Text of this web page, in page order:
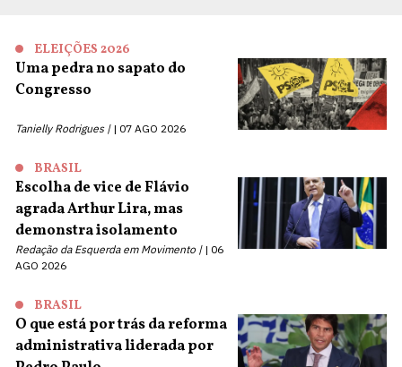
ELEIÇÕES 2026
Uma pedra no sapato do
Congresso
Tanielly Rodrigues | 07 AGO 2026
BRASIL
Escolha de vice de Flávio
agrada Arthur Lira, mas
demonstra isolamento
Redação da Esquerda em Movimento |
06
AGO 2026
BRASIL
O que está por trás da reforma
administrativa liderada por